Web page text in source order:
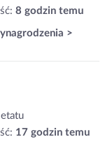
8 godzin temu
>
etatu
17 godzin temu